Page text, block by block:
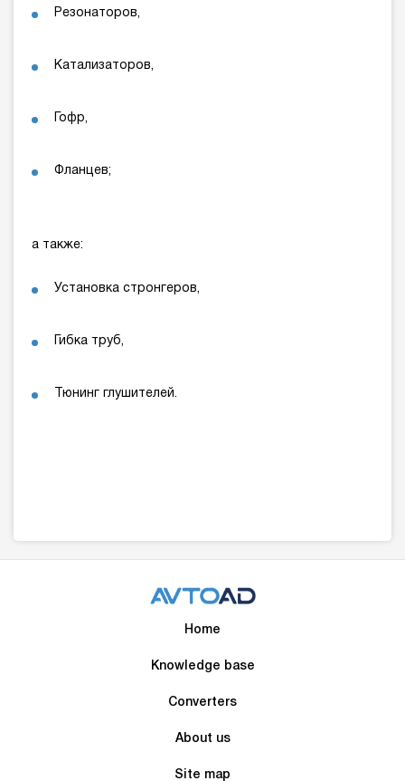
Резонаторов,
Катализаторов,
Гофр,
Фланцев;
а также:
Установка стронгеров,
Гибка труб,
Тюнинг глушителей.
Home
Knowledge base
Converters
About us
Site map